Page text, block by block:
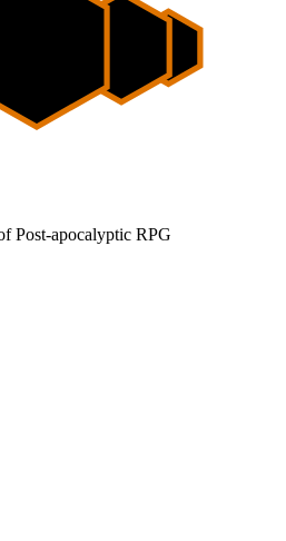
Post-apocalyptic RPG